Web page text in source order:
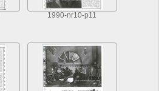
1990-nr10-p11